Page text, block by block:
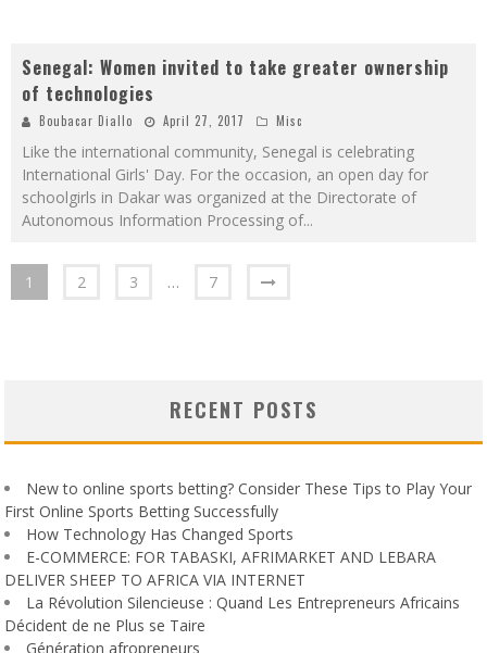
Senegal: Women invited to take greater ownership
of technologies
Boubacar Diallo April 27, 2017 Misc
Like the international community, Senegal is celebrating
International Girls' Day. For the occasion, an open day for
schoolgirls in Dakar was organized at the Directorate of
Autonomous Information Processing of...
1 2 3 … 7
RECENT POSTS
New to online sports betting? Consider These Tips to Play Your
First Online Sports Betting Successfully
How Technology Has Changed Sports
E-COMMERCE: FOR TABASKI, AFRIMARKET AND LEBARA
DELIVER SHEEP TO AFRICA VIA INTERNET
La Révolution Silencieuse : Quand Les Entrepreneurs Africains
Décident de ne Plus se Taire
Génération afropreneurs